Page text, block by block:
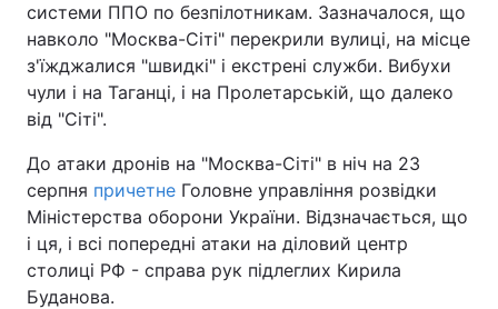
системи ППО по безпілотникам. Зазначалося, що
навколо "Москва-Сіті" перекрили вулиці, на місце
з'їжджалися "швидкі" і екстрені служби. Вибухи
чули і на Таганці, і на Пролетарській, що далеко
від "Сіті".
До атаки дронів на "Москва-Сіті" в ніч на 23
серпня причетне Головне управління розвідки
Міністерства оборони України. Відзначається, що
і ця, і всі попередні атаки на діловий центр
столиці РФ - справа рук підлеглих Кирила
Буданова.